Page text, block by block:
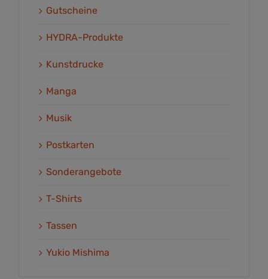
Gutscheine
HYDRA-Produkte
Kunstdrucke
Manga
Musik
Postkarten
Sonderangebote
T-Shirts
Tassen
Yukio Mishima